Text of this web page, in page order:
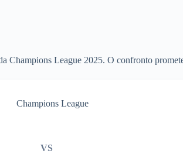
Champions League 2025. O confronto
Champions League
VS